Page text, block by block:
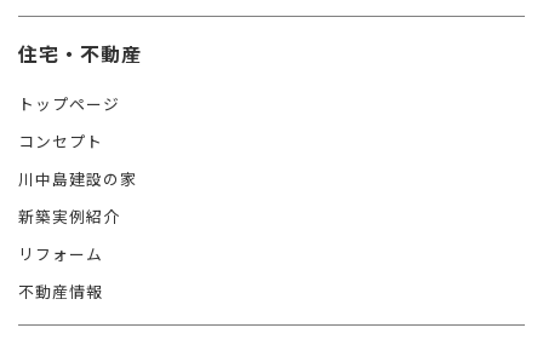
住宅・不動産
トップページ
コンセプト
川中島建設の家
新築実例紹介
リフォーム
不動産情報